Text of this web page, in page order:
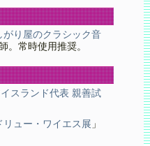
り屋のクラシック音
。常時使用推奨。
スランド代表 親善試
ュー・ワイエス展 」